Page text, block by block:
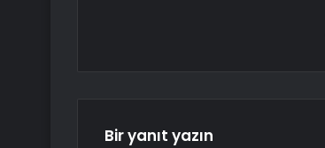
Bir yanıt yazın